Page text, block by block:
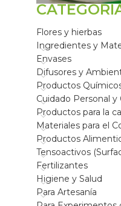
Flores y hierbas
Ingredientes y
Envases
Difusores y
Productos
Cuidado Personal y
Productos para la
Materiales para el
Productos
Tensoactivos
Fertilizantes
Higiene y Salud
Para Artesanía